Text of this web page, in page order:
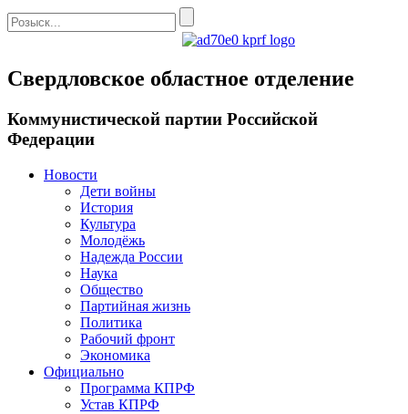
Свердловское областное отделение
Коммунистической партии Российской
Федерации
Новости
Дети войны
История
Культура
Молодёжь
Надежда России
Наука
Общество
Партийная жизнь
Политика
Рабочий фронт
Экономика
Официально
Программа КПРФ
Устав КПРФ